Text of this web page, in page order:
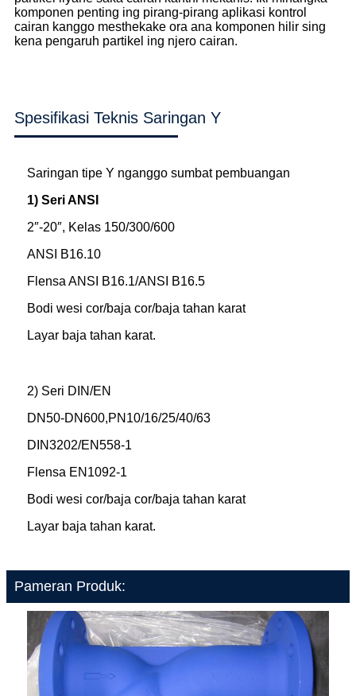
komponen penting ing pirang-pirang aplikasi kontrol
cairan kanggo mesthekake ora ana komponen hilir sing
kena pengaruh partikel ing njero cairan.
Spesifikasi Teknis Saringan Y
Saringan tipe Y nganggo sumbat pembuangan
1) Seri ANSI
2″-20″, Kelas 150/300/600
ANSI B16.10
Flensa ANSI B16.1/ANSI B16.5
Bodi wesi cor/baja cor/baja tahan karat
Layar baja tahan karat.
2) Seri DIN/EN
DN50-DN600,PN10/16/25/40/63
DIN3202/EN558-1
Flensa EN1092-1
Bodi wesi cor/baja cor/baja tahan karat
Layar baja tahan karat.
Pameran Produk: